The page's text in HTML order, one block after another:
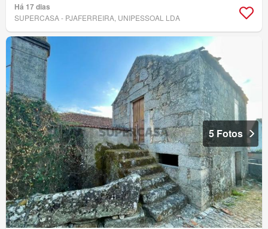
Há 17 dias
SUPERCASA - PJAFERREIRA, UNIPESSOAL LDA
5 Fotos